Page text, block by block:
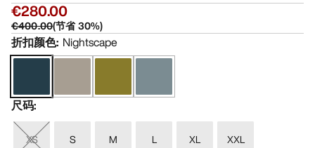
€280.00
€400.00(节省30%)
折扣颜色: Nightscape
尺码:
XS S M L XL
XXL